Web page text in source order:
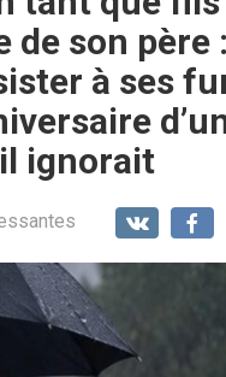
son père :
à ses
ignorait